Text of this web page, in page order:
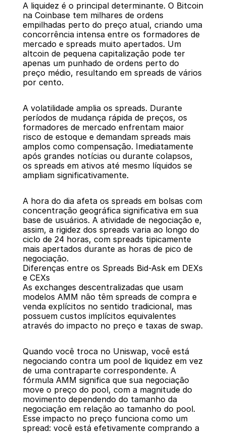
A liquidez é o principal determinante. O Bitcoin
na Coinbase tem milhares de ordens
empilhadas perto do preço atual, criando uma
concorrência intensa entre os formadores de
mercado e spreads muito apertados. Um
altcoin de pequena capitalização pode ter
apenas um punhado de ordens perto do
preço médio, resultando em spreads de vários
por cento.
A volatilidade amplia os spreads. Durante
períodos de mudança rápida de preços, os
formadores de mercado enfrentam maior
risco de estoque e demandam spreads mais
amplos como compensação. Imediatamente
após grandes notícias ou durante colapsos,
os spreads em ativos até mesmo líquidos se
ampliam significativamente.
A hora do dia afeta os spreads em bolsas com
concentração geográfica significativa em sua
base de usuários. A atividade de negociação e,
assim, a rigidez dos spreads varia ao longo do
ciclo de 24 horas, com spreads tipicamente
mais apertados durante as horas de pico de
negociação.
Diferenças entre os Spreads Bid-Ask em DEXs
e CEXs
As exchanges descentralizadas que usam
modelos AMM não têm spreads de compra e
venda explícitos no sentido tradicional, mas
possuem custos implícitos equivalentes
através do impacto no preço e taxas de swap.
Quando você troca no Uniswap, você está
negociando contra um pool de liquidez em vez
de uma contraparte correspondente. A
fórmula AMM significa que sua negociação
move o preço do pool, com a magnitude do
movimento dependendo do tamanho da
negociação em relação ao tamanho do pool.
Esse impacto no preço funciona como um
spread: você está efetivamente comprando a